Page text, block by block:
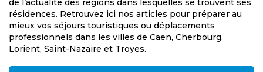
de l’actualité des régions dans lesquelles se trouvent ses
résidences. Retrouvez ici nos articles pour préparer au
mieux vos séjours touristiques ou déplacements
professionnels dans les villes de Caen, Cherbourg,
Lorient, Saint-Nazaire et Troyes.